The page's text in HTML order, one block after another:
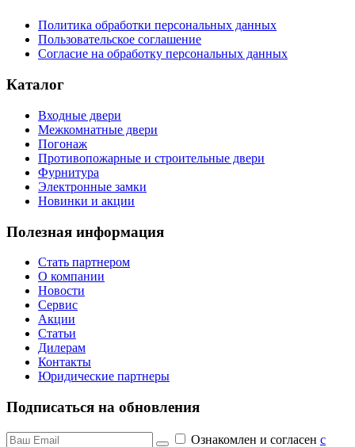
Политика обработки персональных данных
Пользовательское соглашение
Согласие на обработку персональных данных
Каталог
Входные двери
Межкомнатные двери
Погонаж
Противопожарные и строительные двери
Фурнитура
Электронные замки
Новинки и акции
Полезная информация
Стать партнером
О компании
Новости
Сервис
Акции
Статьи
Дилерам
Контакты
Юридические партнеры
Подписаться на обновления
Ознакомлен и согласен c